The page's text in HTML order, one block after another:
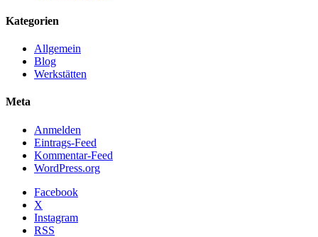
Kategorien
Allgemein
Blog
Werkstätten
Meta
Anmelden
Eintrags-Feed
Kommentar-Feed
WordPress.org
Facebook
X
Instagram
RSS